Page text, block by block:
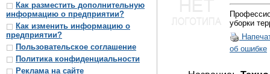
Как разместить дополнительную
информацию о предприятии?
Как изменить информацию о
предприятии?
Пользовательское соглашение
Политика конфиденциальности
Реклама на сайте
уборки
об ошибке